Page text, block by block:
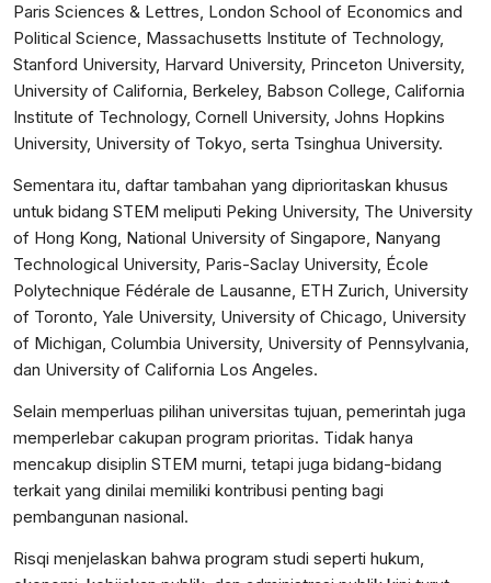
Paris Sciences & Lettres, London School of Economics and
Political Science, Massachusetts Institute of Technology,
Stanford University, Harvard University, Princeton University,
University of California, Berkeley, Babson College, California
Institute of Technology, Cornell University, Johns Hopkins
University, University of Tokyo, serta Tsinghua University.
Sementara itu, daftar tambahan yang diprioritaskan khusus
untuk bidang STEM meliputi Peking University, The University
of Hong Kong, National University of Singapore, Nanyang
Technological University, Paris-Saclay University, École
Polytechnique Fédérale de Lausanne, ETH Zurich, University
of Toronto, Yale University, University of Chicago, University
of Michigan, Columbia University, University of Pennsylvania,
dan University of California Los Angeles.
Selain memperluas pilihan universitas tujuan, pemerintah juga
memperlebar cakupan program prioritas. Tidak hanya
mencakup disiplin STEM murni, tetapi juga bidang-bidang
terkait yang dinilai memiliki kontribusi penting bagi
pembangunan nasional.
Risqi menjelaskan bahwa program studi seperti hukum,